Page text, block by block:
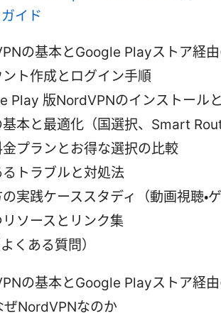
イド
の基本とGoogle Playストア経
ント作成とログイン手順
Play 版NordVPNのインストール
本と最適化（国選択、Smart
プランとお得な選択の比較
るトラブルと対処法
実践ケーススタディ（動画視聴・ゲ
ソースとリンク集
くある質問）
の基本とGoogle Playストア経
ぜNordVPNなのか